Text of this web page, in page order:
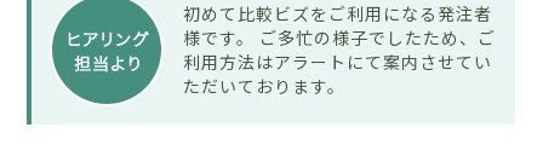
初めて比較ビズをご利用になる発注者
様です。 ご多忙の様子でしたため、ご
利用方法はアラートにて案内させてい
ただいております。